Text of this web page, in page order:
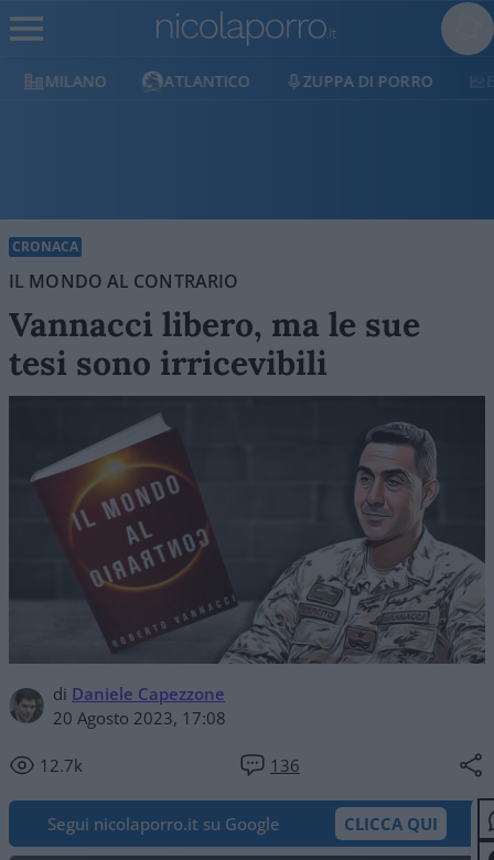
MILANO ATLANTICO ZUPPA DI PORRO
CRONACA
IL MONDO AL CONTRARIO
Vannacci libero, ma le sue
tesi sono irricevibili
di Daniele Capezzone
20 Agosto 2023, 17:08
12.7k 136
Segui nicolaporro.it su Google CLICCA QUI